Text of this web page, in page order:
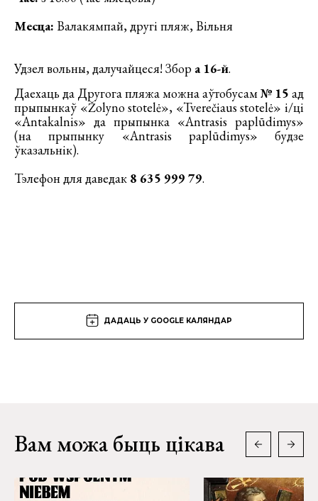
Месца: Валакямпай, другі пляж, Вільня
Удзел вольны, далучайцеся! Збор а 16-й.
Даехаць да Другога пляжа можна аўтобусам№ 15 ад
прыпынкаў «Žolyno stotelė», «Tverečiaus stotelė» і/ці
«Antakalnis» да прыпынка «Antrasis paplūdimys»
(на прыпынку «Antrasis paplūdimys» будзе
ўказальнік).
Тэлефон для даведак 8 635 999 79.
ДАДАЦЬ У GOOGLE КАЛЯНДАР
Вам можа быць цікава